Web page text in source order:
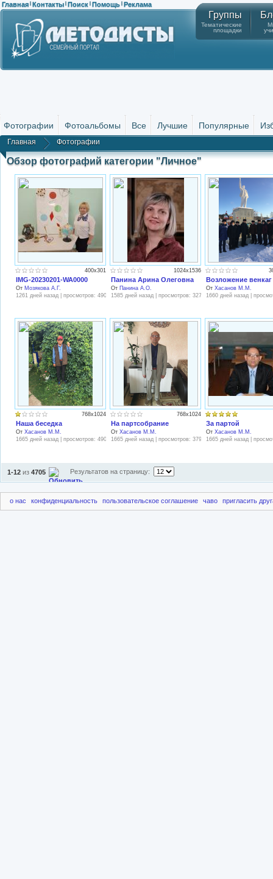
Главная | Контакты | Поиск | Помощь | Реклама
Группы
Тематические
площадки
Фотографии Фотоальбомы Все Лучшие Популярные
Главная Фотографии
Обзор фотографий категории "Личное"
400x301
IMG-20230201-WA0000
От Мозякова А.Г.
1261 дней назад | просмотров: 490
1024x1536
Панина Арина Олеговна
От Панина А.О.
1585 дней назад | просмотров: 327
Возложение венкаг
От Хасанов М.М.
1660 дней назад |
768x1024
Наша беседка
От Хасанов М.М.
1665 дней назад | просмотров: 490
768x1024
На партсобрание
От Хасанов М.М.
1665 дней назад | просмотров: 379
За партой
От Хасанов М.М.
1665 дней назад |
1-12 из 4705 Результатов на страницу:
о нас конфиденциальность пользовательское соглашение чаво пригласить